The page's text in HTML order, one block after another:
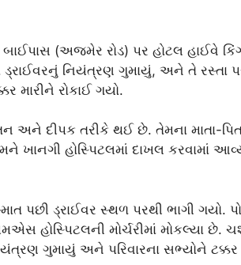
(અજમેર રોડ) પર હોટલ હાઈવે
ડ્રાઈવરનું નિયંત્રણ ગુમાયું, અને તે રસ્તા
મારીને રોકાઈ ગયો.
દીપક તરીકે થઈ છે. તેમના માતા-
ખાનગી હોસ્પિટલમાં દાખલ કરવામાં
પછી ડ્રાઈવર સ્થળ પરથી ભાગી ગયો.
હોસ્પિટલની મોર્ચરીમાં મોકલ્યા છે.
ગુમાયું અને પરિવારના સભ્યોને ટક્કર